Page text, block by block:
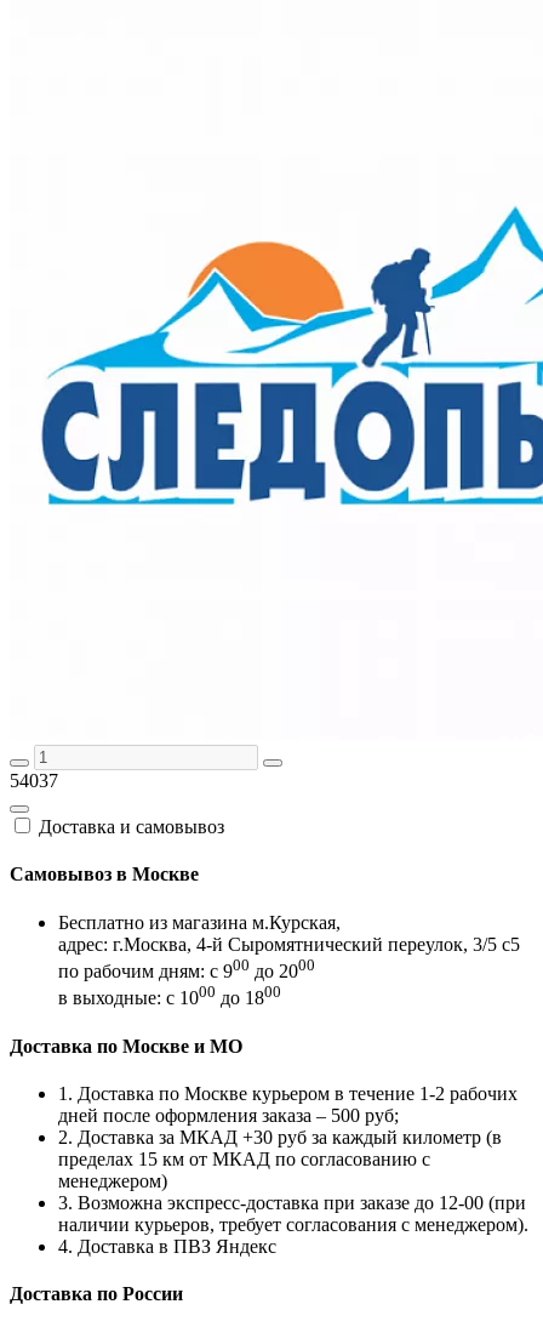
54037
Доставка и самовывоз
Самовывоз в Москве
Бесплатно из магазина м.Курская,
адрес: г.Москва, 4-й Сыромятнический переулок, 3/5 с5
по рабочим дням: с 900 до 2000
в выходные: с 1000 до 1800
Доставка по Москве и МО
1. Доставка по Москве курьером в течение 1-2 рабочих
дней после оформления заказа – 500 руб;
2. Доставка за МКАД +30 руб за каждый километр (в
пределах 15 км от МКАД по согласованию с
менеджером)
3. Возможна экспресс-доставка при заказе до 12-00 (при
наличии курьеров, требует согласования с менеджером).
4. Доставка в ПВЗ Яндекс
Доставка по России